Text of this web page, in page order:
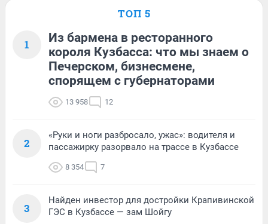
ТОП 5
1
Из бармена в ресторанного
короля Кузбасса: что мы знаем о
Печерском, бизнесмене,
спорящем с губернаторами
13 958 12
2
«Руки и ноги разбросало, ужас»: водителя и
пассажирку разорвало на трассе в Кузбассе
8 354 7
3
Найден инвестор для достройки Крапивинской
ГЭС в Кузбассе — зам Шойгу